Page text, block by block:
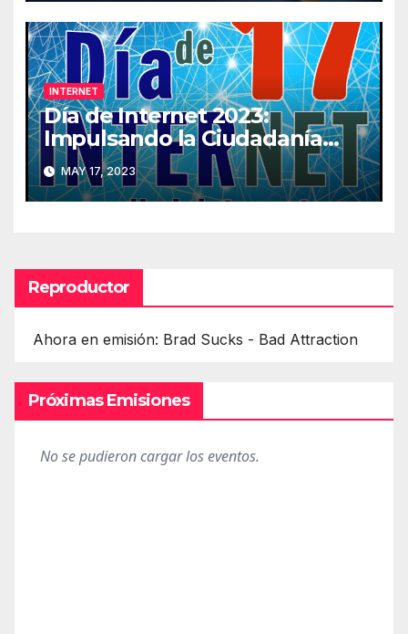
INTERNET
Día de Internet 2023:
Impulsando la Ciudadanía
Digital
MAY 17, 2023
Reproductor
Ahora en emisión: Brad Sucks - Bad Attraction
Próximas Emisiones